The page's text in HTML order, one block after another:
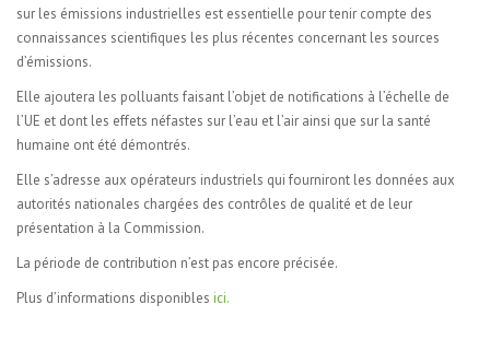
sur les émissions industrielles est essentielle pour tenir compte des
connaissances scientifiques les plus récentes concernant les sources
d’émissions.
Elle ajoutera les polluants faisant l’objet de notifications à l’échelle de
l’UE et dont les effets néfastes sur l’eau et l’air ainsi que sur la santé
humaine ont été démontrés.
Elle s’adresse aux opérateurs industriels qui fourniront les données aux
autorités nationales chargées des contrôles de qualité et de leur
présentation à la Commission.
La période de contribution n’est pas encore précisée.
Plus d’informations disponibles ici.